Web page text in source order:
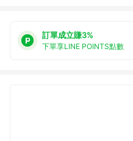
訂單成立賺3%
下單享LINE POINTS點數